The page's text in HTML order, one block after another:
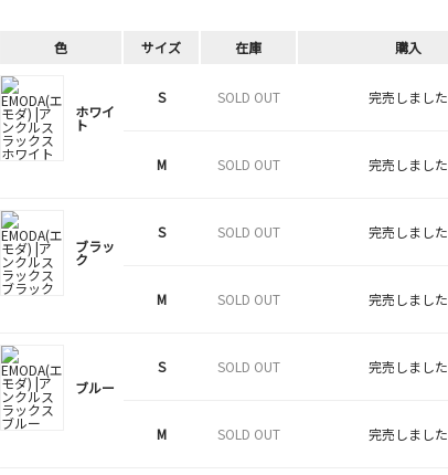
色 サイズ 在庫 購入
ホワイ
ト
S SOLD OUT 完売しました
M SOLD OUT 完売しました
ブラッ
ク
S SOLD OUT 完売しました
M SOLD OUT 完売しました
ブルー
S SOLD OUT 完売しました
M SOLD OUT 完売しました